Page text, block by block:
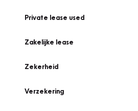
Private lease used
Zakelijke lease
Zekerheid
Verzekering